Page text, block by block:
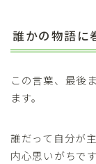
誰かの物語に
この言葉、最後
ます。
誰だって自分が
内心思いがちです